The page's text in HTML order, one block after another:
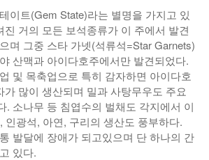
이트(Gem State)라는 별명을 가지고 있
진 거의 모든 보석종류가 이 주에서 발견
며 그중 스타 가넷(석류석=Star Garnets)
산맥과 아이다호주에서만 발견되었다.
및 목축업으로 특히 감자하면 아이다호
가 많이 생산되며 밀과 사탕무우도 주요
. 소나무 등 침엽수의 벌채도 각지에서 이
인광석, 아연, 구리의 생산도 풍부하다.
발달에 장애가 되고있으며 단 하나의 간
있다.